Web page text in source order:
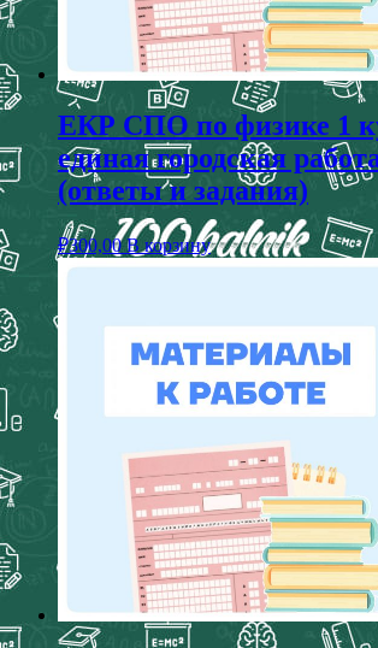
ЕКР СПО по физике 1
единая городская
(ответы и задания)
₽300,00 В корзину